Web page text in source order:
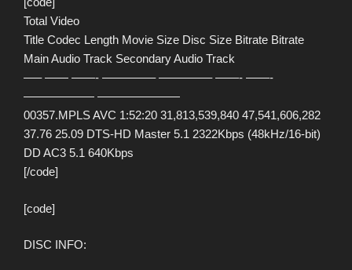
Total Video
Title Codec Length Movie Size Disc Size Bitrate Bitrate
Main Audio Track Secondary Audio Track
—– —— ——- ————– ————– ——- ——-
—————— ———————
00357.MPLS AVC 1:52:20 31,813,539,840 47,541,606,282
37.76 25.09 DTS-HD Master 5.1 2322Kbps (48kHz/16-bit)
DD AC3 5.1 640Kbps
[/code]
[code]
DISC INFO: